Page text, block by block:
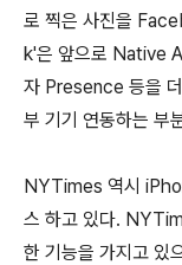
로 찍은 사진을
k'은 앞으로 Native
자 Presence 등을
부 기기 연동하는 부
NYTimes 역시
스 하고 있다.
한 기능을 가지고 있